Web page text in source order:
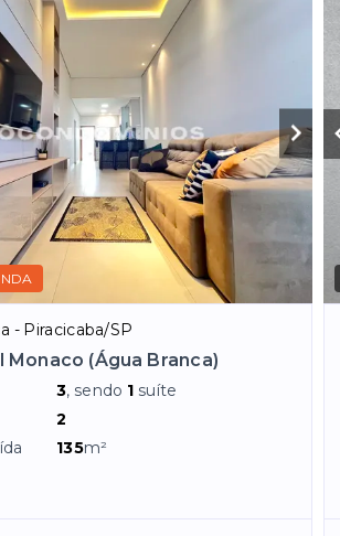
- Piracicaba/SP
Monaco (Água Branca)
3, sendo 1 suíte
2
135m²